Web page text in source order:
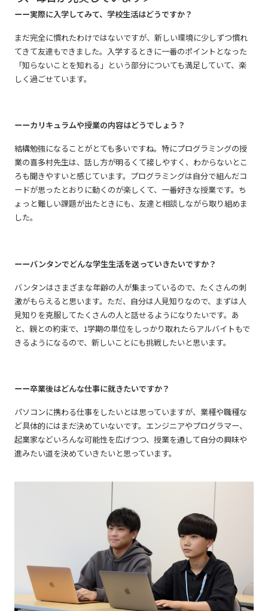
ーー実際に入学してみて、学校生活はどうですか？
まだ完全に慣れたわけではないですが、新しい環境に少しずつ慣れ
てきて友達もできました。入学するときに一番のポイントとなった
「知らないことを知れる」という部分についても満足していて、楽
しく過ごせています。
ーーカリキュラムや授業の内容はどうでしょう？
結構勉強になることがとても多いですね。特にプログラミングの授
業の喜多村先生は、話し方が明るくて接しやすく、わからないとこ
ろも聞きやすいと感じています。プログラミングは自分で組んだコ
ードが思ったとおりに動くのが楽しくて、一番好きな授業です。ち
ょっと難しい課題が出たときにも、友達と相談しながら取り組めま
した。
ーーバンタンでどんな学生生活を送っていきたいですか？
バンタンはさまざまな年齢の人が集まっているので、たくさんの刺
激がもらえると思います。ただ、自分は人見知りなので、まずは人
見知りを克服してたくさんの人と話せるようになりたいです。あ
と、親との約束で、1学期の単位をしっかり取れたらアルバイトもで
きるようになるので、新しいことにも挑戦したいと思います。
ーー卒業後はどんな仕事に就きたいですか？
パソコンに携わる仕事をしたいとは思っていますが、業種や職種な
ど具体的にはまだ決めていないです。エンジニアやプログラマー、
起業家などいろんな可能性を広げつつ、授業を通して自分の興味や
進みたい道を決めていきたいと思っています。